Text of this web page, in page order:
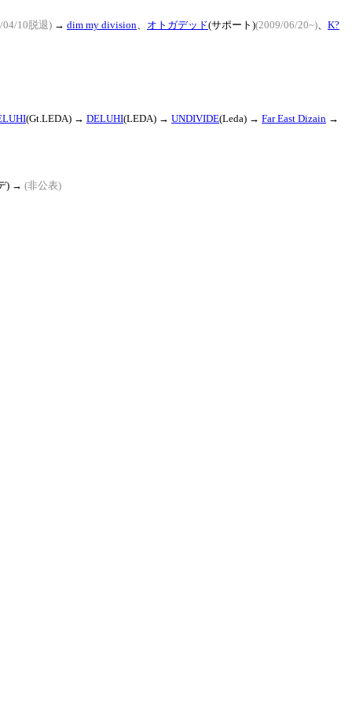
04/10脱退) → dim my division オトガデッド(サポート)(2009/06/20~)
K?
(Gt.LEDA) → DELUHI(LEDA) → UNDIVIDE(Leda) → Far East Dizain →
) → (非公表)